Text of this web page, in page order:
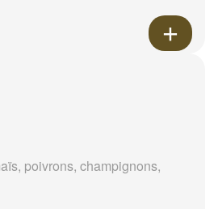
poivrons, champignons,